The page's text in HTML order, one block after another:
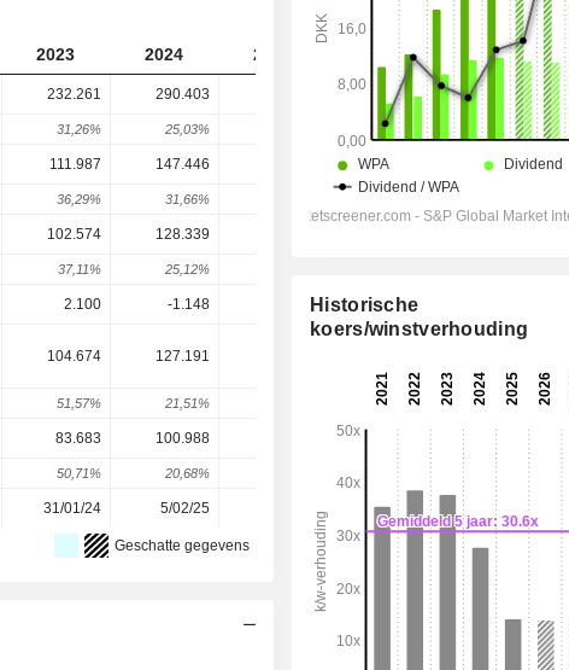
2023 2024 2025 2026 2027
232.261 290.403 295.952 303.678
31,26% 25,03% -4,24% 2,61%
111.987 147.446 140.962 144.414
36,29% 31,66%
102.574 128.339
37,11% 25,12%
2.100 -1.148 2.882 -1.405
104.674 127.191
51,57% 21,51% -3,53% -3,02%
83.683 100.988 98.165 95.427
50,71% 20,68% -4,17% -2,79%
31/01/24 5/02/25 3/02/26
Geschatte gegevens
Historische
koers/winstverhouding